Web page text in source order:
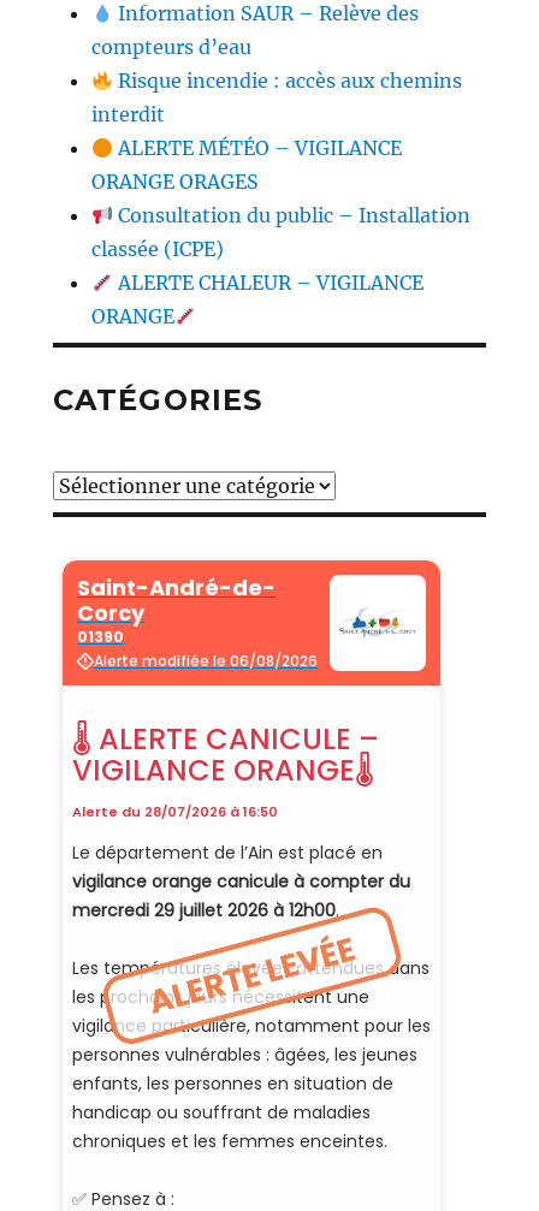
Information SAUR – Relève des
compteurs d’eau
Risque incendie : accès aux chemins
interdit
ALERTE MÉTÉO – VIGILANCE
ORANGE ORAGES
Consultation du public – Installation
classée (ICPE)
ALERTE CHALEUR – VIGILANCE
ORANGE
CATÉGORIES
Catégories